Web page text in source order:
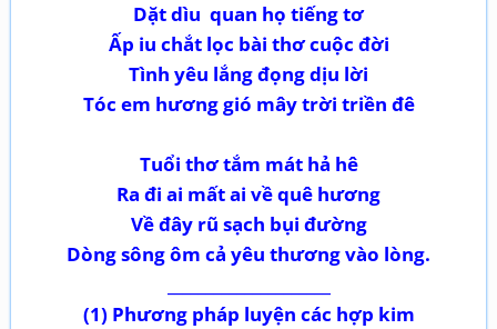
Dặt dìu quan họ tiếng tơ
Ấp iu chắt lọc bài thơ cuộc đời
Tình yêu lắng đọng dịu lời
Tóc em hương gió mây trời triền đê
Tuổi thơ tắm mát hả hê
Ra đi ai mất ai về quê hương
Về đây rũ sạch bụi đường
Dòng sông ôm cả yêu thương vào lòng.
(1) Phương pháp luyện các hợp kim